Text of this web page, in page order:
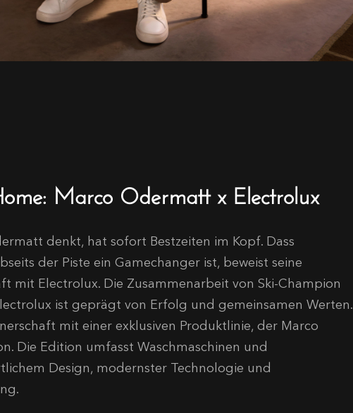
Marco Odermatt x Electrolux
denkt, hat sofort Bestzeiten im Kopf. Dass
der Piste ein Gamechanger ist, beweist seine
mit Electrolux. Die Zusammenarbeit von Ski-Champion
ist geprägt von Erfolg und gemeinsamen Werten.
mit einer exklusiven Produktlinie, der Marco
Die Edition umfasst Waschmaschinen und
Design, modernster Technologie und